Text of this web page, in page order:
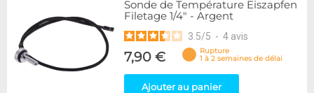
Sonde de Température Eiszapfen
Filetage 1/4" - Argent
3.5/5 - 4 avis
7,90 €
Rupture
1 à 2 semaines de délai
Ajouter au panier